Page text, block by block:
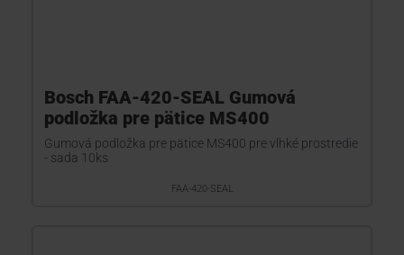
Bosch FAA-420-SEAL Gumová
podložka pre pätice MS400
Gumová podložka pre pätice MS400 pre vlhké prostredie
- sada 10ks
FAA-420-SEAL